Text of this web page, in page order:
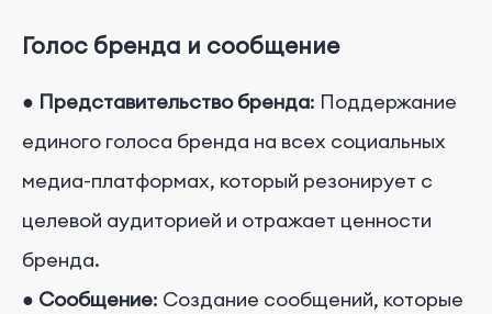
Голос бренда и сообщение
● Представительство бренда: Поддержание
единого голоса бренда на всех социальных
медиа-платформах, который резонирует с
целевой аудиторией и отражает ценности
бренда.
● Сообщение: Создание сообщений, которые